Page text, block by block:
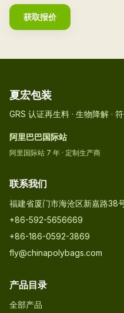
获取报价
夏宏包装
GRS 认证再生料 · 生物降解 ·
阿里巴巴国际站
阿里国际站 7 年 · 定制生产商
联系我们
福建省厦门市海沧区新嘉路38
+86-592-5656669
+86-186-0592-3869
fly@chinapolybags.com
产品目录
全部产品